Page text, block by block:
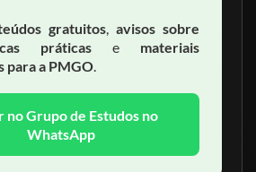
gratuitos avisos sobre
práticas e materiais
para a PMGO
no Grupo de Estudos no
WhatsApp